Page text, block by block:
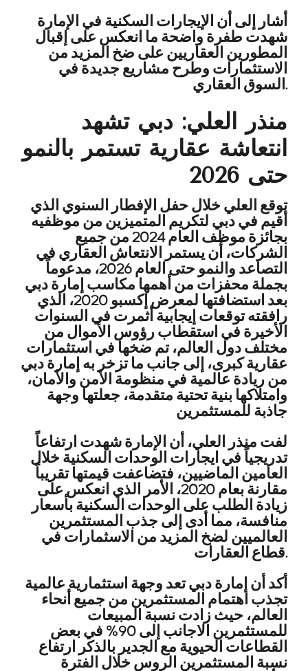
أشار إلى أن الإيجارات السكنية في الإمارة
شهدت طفرة واضحة ما انعكس على إقبال
المطورين العقاريين على ضخ المزيد من
الاستثمارات وطرح مشاريع جديدة في
السوق العقاري.
منذر العلي: دبي تشهد
انتعاشة عقارية تستمر بالنمو
حتى 2026
توقع العلي خلال حفل الإفطار السنوي الذي
أقيم في دبي لتكريم المتميزين من موظفيه
بجائزة موظف العام 2024 من جميع
الشركات، أن يستمر الانتعاش العقاري في
التصاعد والنمو حتى العام 2026، مدعوماً
بجملة محفزات من أهمها مكاسب إمارة دبي
بعد استضافتها لمعرض إكسبو 2020، الذي
رافقته توقعات إيجابية أثمرت في السنوات
الأخيرة في استقطاب رؤوس الأموال من
مختلف دول العالم، تم ضخها في استثمارات
عقارية كبرى، إلى جانب ما تزخر به إمارة دبي
من ريادة عالمية في منظومة الأمن والأمان،
وامتلاكها بنية تحتية متقدمة، جعلتها وجهة
جاذبة للمستثمرين
لفت منذر العلي، أن الإمارة شهدت ارتفاعاً
تدريجياً في ايجارات الوحدات السكنية خلال
العامين الماضيين، فتضاعفت قيمتها تقريباً
مقارنة بعام 2020، الأمر الذي انعكس على
زيادة الطلب على الوحدات السكنية بأسعار
منافسة، مما أدى إلى جذب المستثمرين
العالميين لضخ المزيد من الاسثمارات في
قطاع العقارات.
أكد أن إمارة دبي تعد وجهة استثمارية عالمية
تجذب اهتمام المستثمرين من جميع أنحاء
العالم، حيث زادت نسبة المبيعات
للمستثمرين الاجانب إلى 90% في بعض
القطاعات الحيوية مع الجدير بالذكر ارتفاع
نسبة المستثمرين الروس خلال الفترة